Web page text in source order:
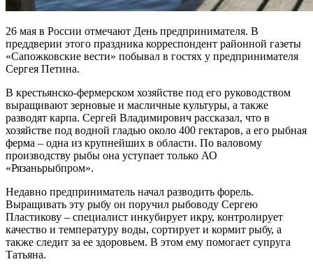
26 мая в России отмечают День предпринимателя. В
преддверии этого праздника корреспондент районной газеты
«Сапожковские вести» побывал в гостях у предпринимателя
Сергея Петина.
В крестьянско-фермерском хозяйстве под его руководством
выращивают зерновые и масличные культуры, а также
разводят карпа. Сергей Владимирович рассказал, что в
хозяйстве под водной гладью около 400 гектаров, а его рыбная
ферма – одна из крупнейших в области. По валовому
производству рыбы она уступает только АО
«Рязаньрыбпром».
Недавно предприниматель начал разводить форель.
Выращивать эту рыбу он поручил рыбоводу Сергею
Пластикову – специалист инкубирует икру, контролирует
качество и температуру воды, сортирует и кормит рыбу, а
также следит за ее здоровьем. В этом ему помогает супруга
Татьяна.